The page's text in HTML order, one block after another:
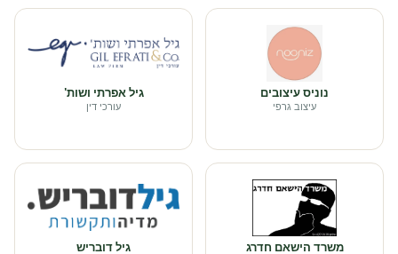
נוניס עיצובים
עיצוב גרפי
גיל אפרתי ושות'
עורכי דין
משרד הישאם חדרג גיל דובריש